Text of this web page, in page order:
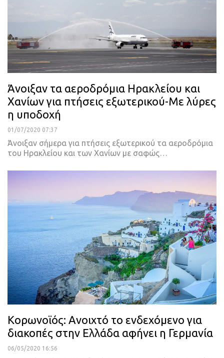
Άνοιξαν τα αεροδρόμια Ηρακλείου και
Χανίων για πτήσεις εξωτερικού-Με λύρες
η υποδοχή
01/07/2020 07:37
Άνοιξαν σήμερα για πτήσεις εξωτερικού τα αεροδρόμια
του Ηρακλείου και των Χανίων με σαφώς…
Κορωνοϊός: Ανοιχτό το ενδεχόμενο για
διακοπές στην Ελλάδα αφήνει η Γερμανία
06/05/2020 16:56